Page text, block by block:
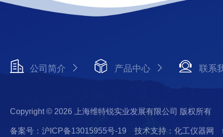
公司简介 产品中心 联系
Copyright © 2026 上海维特锐实业发展有限公司 版权所有
备案号：沪ICP备13015955号-19 技术支持：化工仪器网